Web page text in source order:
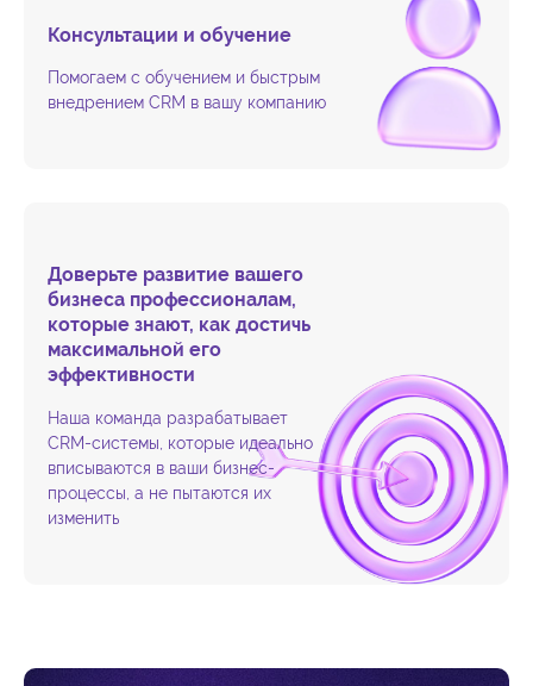
Консультации и обучение
Помогаем с обучением и быстрым
внедрением CRM в вашу компанию
Доверьте развитие вашего
бизнеса профессионалам,
которые знают, как достичь
максимальной его
эффективности
Наша команда разрабатывает
CRM-системы, которые идеально
вписываются в ваши бизнес-
процессы, а не пытаются их
изменить